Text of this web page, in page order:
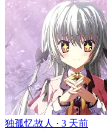
独孤忆故人 · 3 天前